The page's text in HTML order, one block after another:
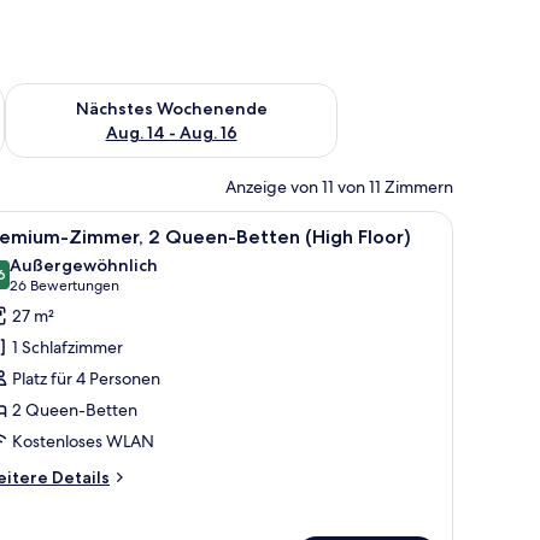
Aug. 7 - Aug. 9.
Nächstes Wochenende
Aug. 14 - Aug. 16
Überprüfe die Verfügbarkeit für nächstes Wochenende, Aug.
Anzeige von 11 von 11 Zimmern
und eine Stehlampe.
View, High Floor) | Hochwertige Bettwaren, Minibar, Zimmersafe,
Queen-
Ein moderner Bürostuhl mit hoher
1 Zimmer, 2 Queen-Betten (High Floor)
von 10
Außergewöhnlich
26 Bewertungen
(26
Bewertungen)
27 m²
1 Schlafzimmer
Platz für 4 Personen
2 Queen-Betten
Kostenloses WLAN
Details